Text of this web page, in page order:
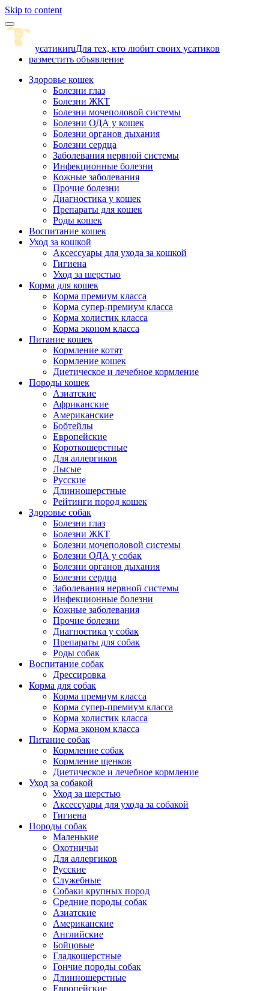
Skip to content
усатикиruДля тех, кто любит своих усатиков
разместить объявление
Здоровье кошек
Болезни глаз
Болезни ЖКТ
Болезни мочеполовой системы
Болезни ОДА у кошек
Болезни органов дыхания
Болезни сердца
Заболевания нервной системы
Инфекционные болезни
Кожные заболевания
Прочие болезни
Диагностика у кошек
Препараты для кошек
Роды кошек
Воспитание кошек
Уход за кошкой
Аксессуары для ухода за кошкой
Гигиена
Уход за шерстью
Корма для кошек
Корма премиум класса
Корма супер-премиум класса
Корма холистик класса
Корма эконом класса
Питание кошек
Кормление котят
Кормление кошек
Диетическое и лечебное кормление
Породы кошек
Азиатские
Африканские
Американские
Бобтейлы
Европейские
Короткошерстные
Для аллергиков
Лысые
Русские
Длинношерстные
Рейтинги пород кошек
Здоровье собак
Болезни глаз
Болезни ЖКТ
Болезни мочеполовой системы
Болезни ОДА у собак
Болезни органов дыхания
Болезни сердца
Заболевания нервной системы
Инфекционные болезни
Кожные заболевания
Прочие болезни
Диагностика у собак
Препараты для собак
Роды собак
Воспитание собак
Дрессировка
Корма для собак
Корма премиум класса
Корма супер-премиум класса
Корма холистик класса
Корма эконом класса
Питание собак
Кормление собак
Кормление щенков
Диетическое и лечебное кормление
Уход за собакой
Уход за шерстью
Аксессуары для ухода за собакой
Гигиена
Породы собак
Маленькие
Охотничьи
Для аллергиков
Русские
Служебные
Собаки крупных пород
Средние породы собак
Азиатские
Американские
Английские
Бойцовые
Гладкошерстные
Гончие породы собак
Длинношерстные
Европейские